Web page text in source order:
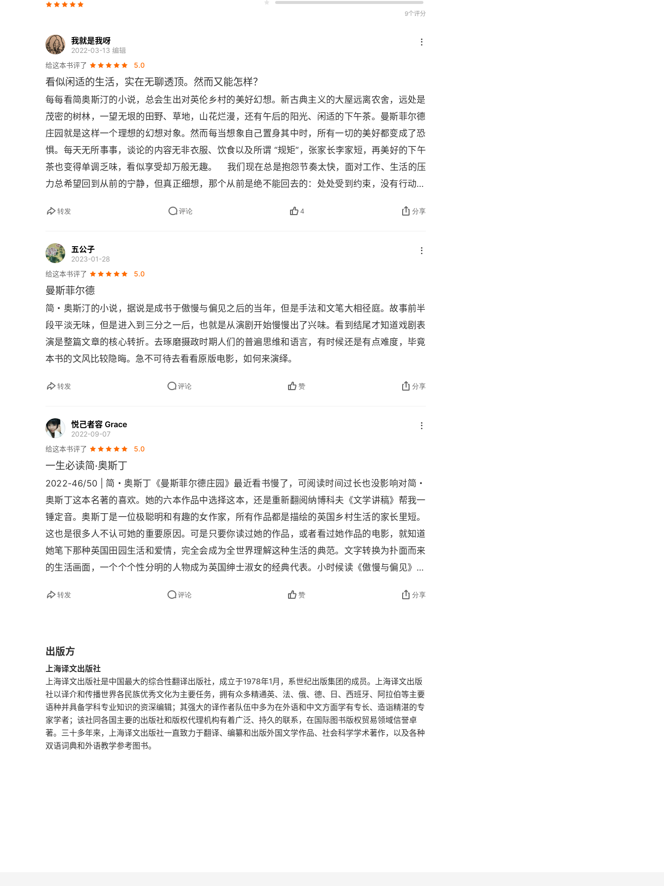
第十三章
第十四章
第十六章
第十七章
第十八章
第十九章
第二十章
第二十二章
第二十三章
第二十四章
第二十六章
第二十七章
第二十九章
第三十章
第三十一章
第三十二章
第三十三章
第三十四章
第三十六章
第三十八章
第三十九章
第四十章
第四十一章
第四十二章
9个评分
我就是我呀
2022-03-13 编辑
给这本书评了
5.0
看似闲适的生活，实在无聊透顶。然而又能怎样？
每每看简奥斯汀的小说，总会生出对英伦乡村的美好幻想。新古典主义的大屋远离农舍，远处是
茂密的树林，一望无垠的田野、草地，山花烂漫，还有午后的阳光、闲适的下午茶。曼斯菲尔德
庄园就是这样一个理想的幻想对象。然而每当想象自己置身其中时，所有一切的美好都变成了恐
惧。每天无所事事，谈论的内容无非衣服、饮食以及所谓 “规矩”，张家长李家短，再美好的下午
茶也变得单调乏味，看似享受却万般无趣。    我们现在总是抱怨节奏太快，面对工作、生活的压
力总希望回到从前的宁静，但真正细想，那个从前是绝不能回去的：处处受到约束，没有行动自
玩乐毫无目标的日子年复一年，转眼青丝白发，与行尸走肉何异？农家整天劳作只为糊口，没有
样貌。穷人的天堂是不用辛劳就能吃饱穿暖，玛丽亚的天堂是坐拥索瑟顿豪华的宫殿又有可心的
神的布道增添了愚弄的味道。    罗什渥兹先生按现在的标准应该是高估帅了，但玛丽亚却并不爱
这个愚蠢无趣的富
N
代，而选择与个子不高、相貌不佳却风雅气派的克劳福德先生私奔，虽然
下场有点惨，但玛丽亚是那个时代敢于突破传统的新女性。克劳福德小姐虽然嫌贫爱富，但对埃
德蒙德感情是真挚的，如果不是埃德蒙提出分手估计她多半会放弃虚荣与他结婚，并且她始终能
保持自己的独立判断，是这群女性中最接近现代人的一个。相比起来埃德蒙对范妮的感情来得有
多男性一样听不得另一半对自己原生家庭的一点批评，等他与前任分手后又想起备胎，而范妮这
的男子都是反面角色。然而即便这样一个长得不怎么样的花花公子，在曼斯菲尔德庄园里也不过
是和人家调情而已，到处撩拨美人以感受自己的魅力，还没有到骗财骗色的地步，可惜浪子想回
头时却遇到了心有所属的范妮。范妮总让我想起黛玉，同样寄人篱下，同样体质虚弱，同样爱上
了自己的表哥，如果黛玉也像范妮一样隐忍，就能得到幸福吗？    当一直养尊处优的范妮回到原
生家里，已经不能适应，她能够再回到曼斯菲尔德很大程度上是因为大表哥汤姆病重、大表姐玛
丽亚抛弃丈夫与亨利私奔以及同样与人私奔的二表姐朱莉娅，三个孩子都出了大事，家里缺人照
应。揭开家庭的脉脉温情，是 “见面三分熟” 的残酷，如果范妮没有回家，估计她的妹妹苏珊永
远不可能有踏入曼斯菲尔德的一天。正如书中所说：这么长的分离，这么不同的处境，血缘的纽
带早已名存实亡。    每个人都希望生活富足安定，然而如果不能生在富裕人家，又没有上升通
道，那是多么的可悲。于是想到，难怪要有愚民政策，只有大家都安于本分，社会才会稳定。这
转发 评论 4 分享
五公子
2023-01-28
给这本书评了
5.0
曼斯菲尔德
简・奥斯汀的小说，据说是成书于傲慢与偏见之后的当年，但是手法和文笔大相径庭。故事前半
段平淡无味，但是进入到三分之一后，也就是从演剧开始慢慢出了兴味。看到结尾才知道戏剧表
演是整篇文章的核心转折。去琢磨摄政时期人们的普遍思维和语言，有时候还是有点难度，毕竟
本书的文风比较隐晦。急不可待去看看原版电影，如何来演绎。
转发 评论 赞 分享
悦己者容 Grace
2022-09-07
给这本书评了
5.0
一生必读简·奥斯丁
2022-46/50 | 简・奥斯丁《曼斯菲尔德庄园》最近看书慢了，可阅读时间过长也没影响对简・
奥斯丁这本名著的喜欢。她的六本作品中选择这本，还是重新翻阅纳博科夫《文学讲稿》帮我一
锤定音。奥斯丁是一位极聪明和有趣的女作家，所有作品都是描绘的英国乡村生活的家长里短。
这也是很多人不认可她的重要原因。可是只要你读过她的作品，或者看过她作品的电影，就知道
她笔下那种英国田园生活和爱情，完全会成为全世界理解这种生活的典范。文字转换为扑面而来
的生活画面，一个个个性分明的人物成为英国绅士淑女的经典代表。小时候读《傲慢与偏见》，
为简・奥斯丁》《理智与情感》等电影时，爱上那种文艺范十足的英国田园风。《曼斯菲尔德庄
属。故事很简单，可描绘得引人入胜、深入人心就不简单。奥斯丁的业务能力真的太棒了。每一
个人物的性格，通过多种手法多维度的深刻表现，真是栩栩如生。她笔下那些她宠爱的角色，读
者也很难不爱，不是因为主角光环，而是写得太深刻到位。奥斯丁也是个毒舌作家，讽刺手法了
得，最吸引人的是她在叙事的时候那种充满智慧、生机勃勃，甚至带点傲慢和恶意的态度。她对
社会的洞察都藏在她不动声色、看似闲谈的叙述里。最后第 N 次表达一下我对这套企鹅布纹的
喜爱，绝对的颜值担当。装帧纸张排版都很好，且不用担心天天盘它容易折损。给上译点赞！
转发 评论 赞 分享
出版方
上海译文出版社
上海译文出版社是中国最大的综合性翻译出版社，成立于1978年1月，系世纪出版集团的成员。上海译文出版
社以译介和传播世界各民族优秀文化为主要任务，拥有众多精通英、法、俄、德、日、西班牙、阿拉伯等主要
语种并具备学科专业知识的资深编辑；其强大的译作者队伍中多为在外语和中文方面学有专长、造诣精湛的专
家学者；该社同各国主要的出版社和版权代理机构有着广泛、持久的联系，在国际图书版权贸易领域信誉卓
著。三十多年来，上海译文出版社一直致力于翻译、编纂和出版外国文学作品、社会科学学术著作，以及各种
双语词典和外语教学参考图书。